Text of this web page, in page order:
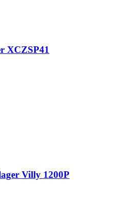
XCZSP41
Villy 1200P